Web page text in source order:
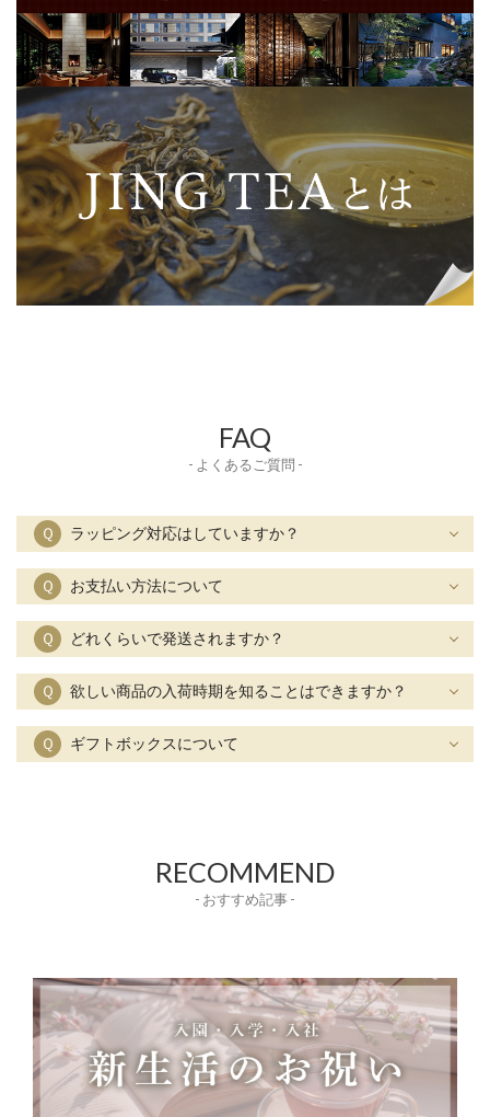
FAQ
- よくあるご質問 -
Ｑ ラッピング対応はしていますか？
Ｑ お支払い方法について
Ｑ どれくらいで発送されますか？
Ｑ 欲しい商品の入荷時期を知ることはできますか？
Ｑ ギフトボックスについて
RECOMMEND
- おすすめ記事 -